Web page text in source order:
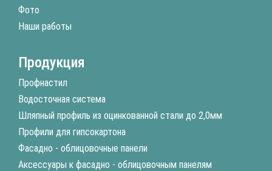
Фото
Наши работы
Продукция
Профнастил
Водосточная система
Шляпный профиль из оцинкованной стали до 2,0мм
Профили для гипсокартона
Фасадно - облицовочные панели
Аксессуары к фасадно - облицовочным панелям